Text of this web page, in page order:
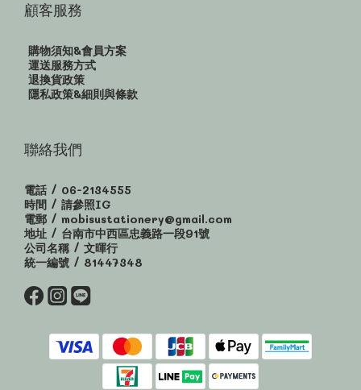
顧客服務
購物須知&會員方案
運送服務方式
退換貨政策
隱私政策&細則與條款
聯絡我們
電話 / 06-2134555
時間 / 請參照IG
電郵 / mobisustationery@gmail.com
地址 / 台南市中西區忠義路一段91號
公司名稱 / 文暉行
統一編號 / 81447348